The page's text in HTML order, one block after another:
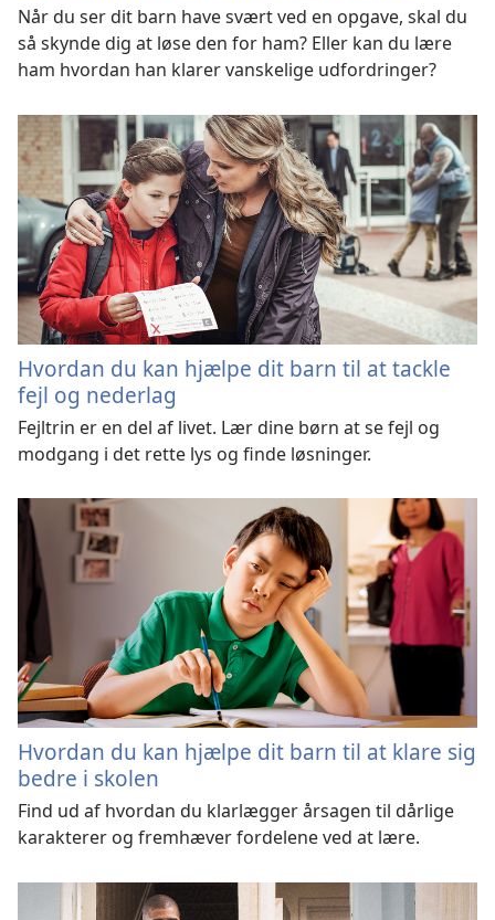
Når du ser dit barn have svært ved en opgave, skal du
så skynde dig at løse den for ham? Eller kan du lære
ham hvordan han klarer vanskelige udfordringer?
Hvordan du kan hjælpe dit barn til at tackle
fejl og nederlag
Fejltrin er en del af livet. Lær dine børn at se fejl og
modgang i det rette lys og finde løsninger.
Hvordan du kan hjælpe dit barn til at klare sig
bedre i skolen
Find ud af hvordan du klarlægger årsagen til dårlige
karakterer og fremhæver fordelene ved at lære.